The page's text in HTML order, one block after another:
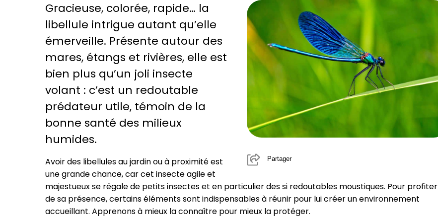
Partager
Gracieuse, colorée, rapide… la
libellule intrigue autant qu’elle
émerveille. Présente autour des
mares, étangs et rivières, elle est
bien plus qu’un joli insecte
volant : c’est un redoutable
prédateur utile, témoin de la
bonne santé des milieux
humides.
Avoir des libellules au jardin ou à proximité est
une grande chance, car cet insecte agile et
majestueux se régale de petits insectes et en particulier des si redoutables moustiques. Pour profiter
de sa présence, certains éléments sont indispensables à réunir pour lui créer un environnement
accueillant. Apprenons à mieux la connaître pour mieux la protéger.